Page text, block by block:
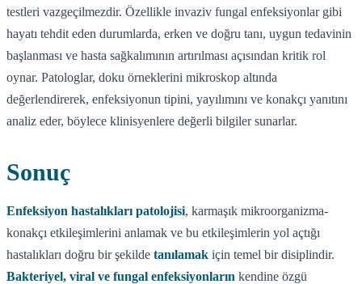
testleri vazgeçilmezdir. Özellikle invaziv fungal enfeksiyonlar gibi
hayatı tehdit eden durumlarda, erken ve doğru tanı, uygun tedavinin
başlanması ve hasta sağkalımının artırılması açısından kritik rol
oynar. Patologlar, doku örneklerini mikroskop altında
değerlendirerek, enfeksiyonun tipini, yayılımını ve konakçı yanıtını
analiz eder, böylece klinisyenlere değerli bilgiler sunarlar.
Sonuç
Enfeksiyon hastalıkları patolojisi, karmaşık mikroorganizma-
konakçı etkileşimlerini anlamak ve bu etkileşimlerin yol açtığı
hastalıkları doğru bir şekilde tanılamak için temel bir disiplindir.
Bakteriyel, viral ve fungal enfeksiyonların kendine özgü